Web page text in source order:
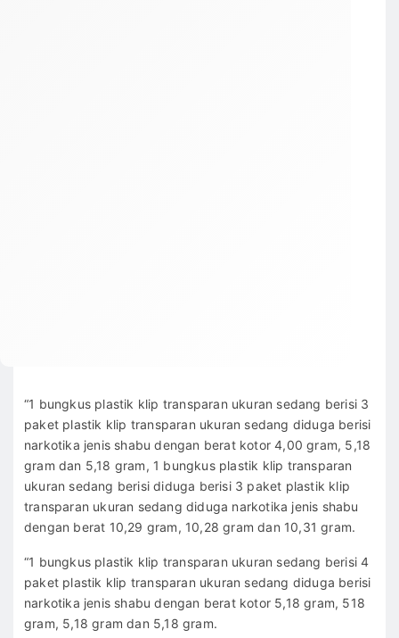
“1 bungkus plastik klip transparan ukuran sedang berisi 3
paket plastik klip transparan ukuran sedang diduga berisi
narkotika jenis shabu dengan berat kotor 4,00 gram, 5,18
gram dan 5,18 gram, 1 bungkus plastik klip transparan
ukuran sedang berisi diduga berisi 3 paket plastik klip
transparan ukuran sedang diduga narkotika jenis shabu
dengan berat 10,29 gram, 10,28 gram dan 10,31 gram.
“1 bungkus plastik klip transparan ukuran sedang berisi 4
paket plastik klip transparan ukuran sedang diduga berisi
narkotika jenis shabu dengan berat kotor 5,18 gram, 518
gram, 5,18 gram dan 5,18 gram.